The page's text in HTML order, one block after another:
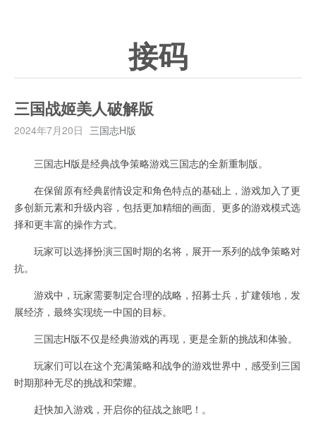
接码
三国战姬美人破解版
2024年7月20日 三国志H版
三国志H版是经典战争策略游戏三国志的全新重制版。
在保留原有经典剧情设定和角色特点的基础上，游戏加入了更
多创新元素和升级内容，包括更加精细的画面、更多的游戏模式选
择和更丰富的操作方式。
玩家可以选择扮演三国时期的名将，展开一系列的战争策略对
抗。
游戏中，玩家需要制定合理的战略，招募士兵，扩建领地，发
展经济，最终实现统一中国的目标。
三国志H版不仅是经典游戏的再现，更是全新的挑战和体验。
玩家们可以在这个充满策略和战争的游戏世界中，感受到三国
时期那种无尽的挑战和荣耀。
赶快加入游戏，开启你的征战之旅吧！。